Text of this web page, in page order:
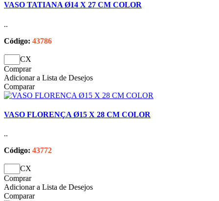
VASO TATIANA Ø14 X 27 CM COLOR
..
Código: 43786
CX
Comprar
Adicionar a Lista de Desejos
Comparar
VASO FLORENÇA Ø15 X 28 CM COLOR
..
Código: 43772
CX
Comprar
Adicionar a Lista de Desejos
Comparar